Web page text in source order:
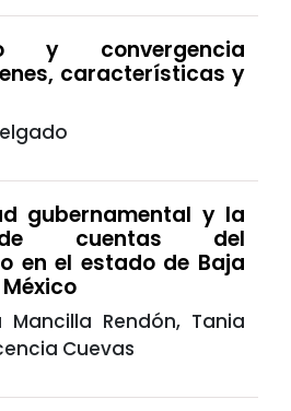
y convergencia
características y
gubernamental y la
cuentas del
en el estado de Baja
Mancilla Rendón, Tania
Cuevas